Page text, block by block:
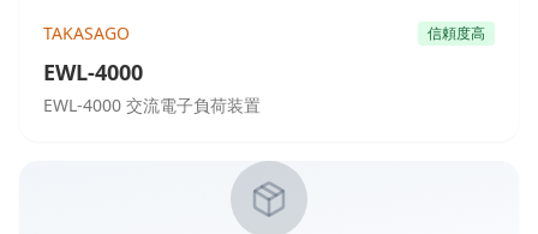
TAKASAGO 信頼度高
EWL-4000
EWL-4000 交流電子負荷装置